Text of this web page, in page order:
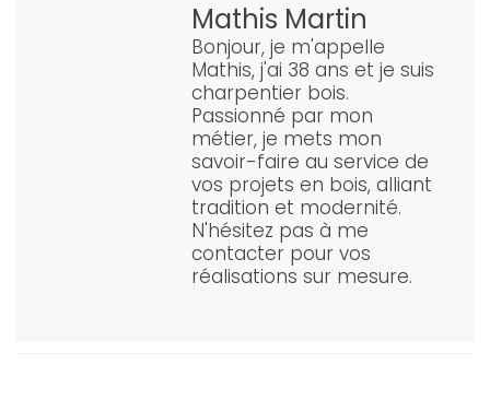
Mathis Martin
Bonjour, je m'appelle
Mathis, j'ai 38 ans et je suis
charpentier bois.
Passionné par mon
métier, je mets mon
savoir-faire au service de
vos projets en bois, alliant
tradition et modernité.
N'hésitez pas à me
contacter pour vos
réalisations sur mesure.